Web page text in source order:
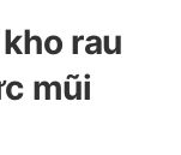
rau
mũi